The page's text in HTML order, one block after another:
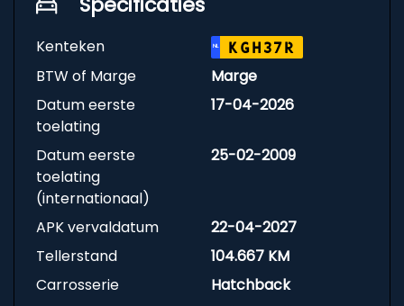
Kenteken NL KGH37R
BTW of Marge
Marge
Datum eerste
toelating
17-04-2026
Datum eerste
toelating
(internationaal)
25-02-2009
APK vervaldatum
22-04-2027
Tellerstand
104.667 KM
Carrosserie
Hatchback